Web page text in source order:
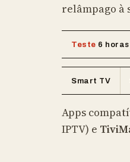
relâmpago à
Teste 6 horas
Smart TV
Apps
IPTV) e